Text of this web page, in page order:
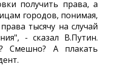
получить права, а
городов, понимая,
тысячу на случай
- сказал В.Путин.
Смешно? А плакать